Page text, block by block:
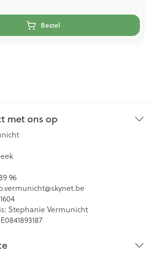
Bestel
met ons op
96
skynet.be
Stephanie Vermunicht